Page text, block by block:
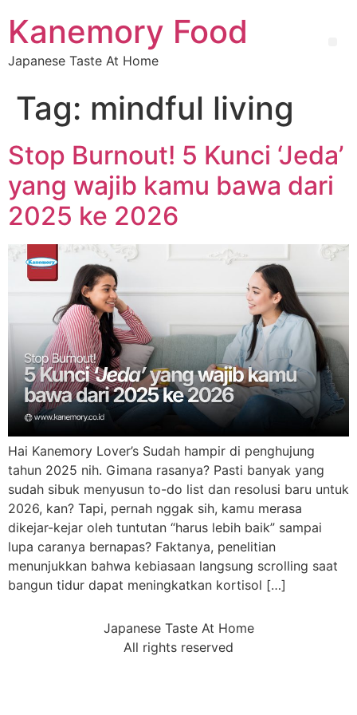
Kanemory Food
Japanese Taste At Home
Tag: mindful living
Stop Burnout! 5 Kunci ‘Jeda’
yang wajib kamu bawa dari
2025 ke 2026
Hai Kanemory Lover’s Sudah hampir di penghujung
tahun 2025 nih. Gimana rasanya? Pasti banyak yang
sudah sibuk menyusun to-do list dan resolusi baru untuk
2026, kan? Tapi, pernah nggak sih, kamu merasa
dikejar-kejar oleh tuntutan “harus lebih baik” sampai
lupa caranya bernapas? Faktanya, penelitian
menunjukkan bahwa kebiasaan langsung scrolling saat
bangun tidur dapat meningkatkan kortisol […]
Japanese Taste At Home
All rights reserved